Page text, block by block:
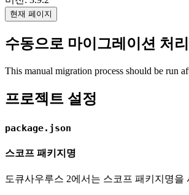
현재 페이지
수동으로 마이그레이션 처리
This manual migration process should be run
프로젝트 설정
package.json
스코프 패키지명
도큐사우루스 2에서는 스코프 패키지명을